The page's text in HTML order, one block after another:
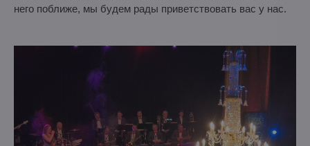
него поближе, мы будем рады приветствовать вас у нас.